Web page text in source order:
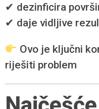
✔ dezinficira
✔ daje vidljive
Ovo je ključni
riješiti problem